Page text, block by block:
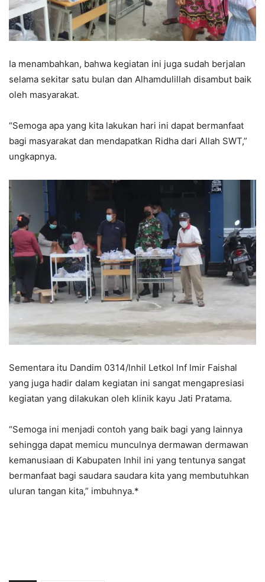
Ia menambahkan, bahwa kegiatan ini juga sudah berjalan
selama sekitar satu bulan dan Alhamdulillah disambut baik
oleh masyarakat.
“Semoga apa yang kita lakukan hari ini dapat bermanfaat
bagi masyarakat dan mendapatkan Ridha dari Allah SWT,”
ungkapnya.
Sementara itu Dandim 0314/lnhil Letkol lnf lmir Faishal
yang juga hadir dalam kegiatan ini sangat mengapresiasi
kegiatan yang dilakukan oleh klinik kayu Jati Pratama.
“Semoga ini menjadi contoh yang baik bagi yang lainnya
sehingga dapat memicu munculnya dermawan dermawan
kemanusiaan di Kabupaten lnhil ini yang tentunya sangat
bermanfaat bagi saudara saudara kita yang membutuhkan
uluran tangan kita,” imbuhnya.*